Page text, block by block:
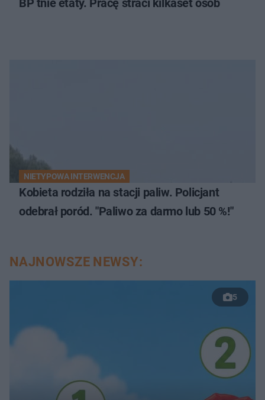
NIETYPOWA INTERWENCJA
Kobieta rodziła na stacji paliw. Policjant
odebrał poród. "Paliwo za darmo lub 50 %!"
NAJNOWSZE NEWSY:
5